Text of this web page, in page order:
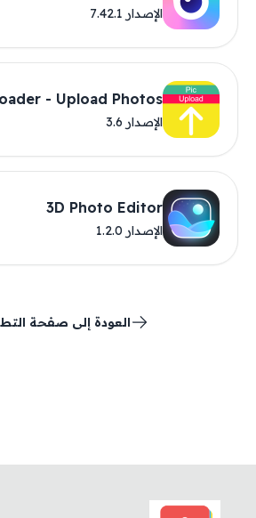
الإصدار 7.42.1
- Upload Photos
الإصدار 3.6
3D Photo Editor
الإصدار 1.2.0
العودة إلى صفحة